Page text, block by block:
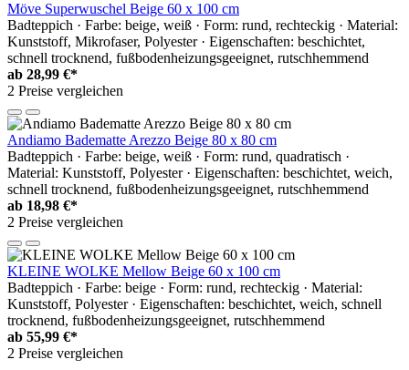
Möve Superwuschel Beige 60 x 100 cm
Badteppich · Farbe: beige, weiß · Form: rund, rechteckig · Material:
Kunststoff, Mikrofaser, Polyester · Eigenschaften: beschichtet,
schnell trocknend, fußbodenheizungsgeeignet, rutschhemmend
ab 28,99 €*
2 Preise vergleichen
Andiamo Badematte Arezzo Beige 80 x 80 cm
Badteppich · Farbe: beige, weiß · Form: rund, quadratisch ·
Material: Kunststoff, Polyester · Eigenschaften: beschichtet, weich,
schnell trocknend, fußbodenheizungsgeeignet, rutschhemmend
ab 18,98 €*
2 Preise vergleichen
KLEINE WOLKE Mellow Beige 60 x 100 cm
Badteppich · Farbe: beige · Form: rund, rechteckig · Material:
Kunststoff, Polyester · Eigenschaften: beschichtet, weich, schnell
trocknend, fußbodenheizungsgeeignet, rutschhemmend
ab 55,99 €*
2 Preise vergleichen